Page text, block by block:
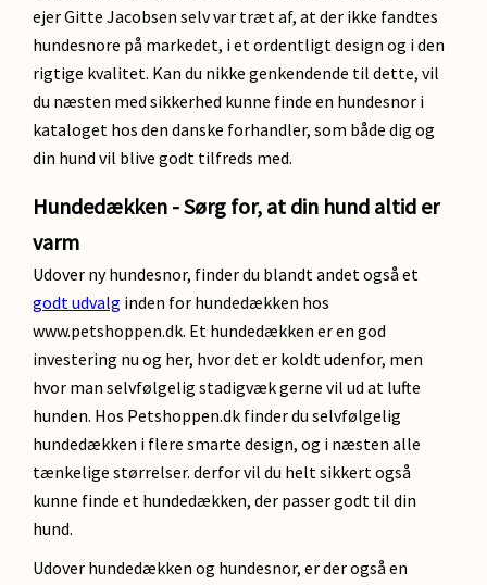
ejer Gitte Jacobsen selv var træt af, at der ikke fandtes
hundesnore på markedet, i et ordentligt design og i den
rigtige kvalitet. Kan du nikke genkendende til dette, vil
du næsten med sikkerhed kunne finde en hundesnor i
kataloget hos den danske forhandler, som både dig og
din hund vil blive godt tilfreds med.
Hundedækken - Sørg for, at din hund altid er
varm
Udover ny hundesnor, finder du blandt andet også et
godt udvalg inden for hundedækken hos
www.petshoppen.dk. Et hundedækken er en god
investering nu og her, hvor det er koldt udenfor, men
hvor man selvfølgelig stadigvæk gerne vil ud at lufte
hunden. Hos Petshoppen.dk finder du selvfølgelig
hundedækken i flere smarte design, og i næsten alle
tænkelige størrelser. derfor vil du helt sikkert også
kunne finde et hundedækken, der passer godt til din
hund.
Udover hundedækken og hundesnor, er der også en